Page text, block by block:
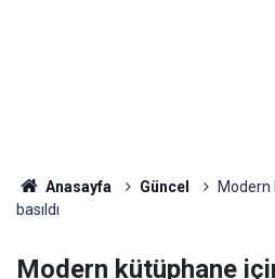
Anasayfa Güncel
basıldı
Modern kütüphane